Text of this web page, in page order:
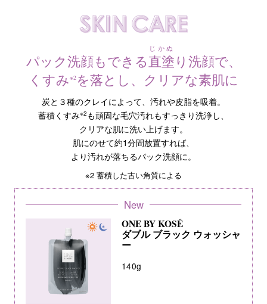
パック洗顔もできる直塗
じかぬ
り洗顔で、
くすみ※2を落とし、クリアな素肌に
炭と３種のクレイによって、汚れや皮脂を吸着。
蓄積くすみ※2 も頑固な毛穴汚れもすっきり洗浄し、
クリアな肌に洗い上げます。
肌にのせて約1分間放置すれば、
より汚れが落ちるパック洗顔に。
※2 蓄積した古い角質による
New
ONE BY KOSÉ
ダブル ブラック ウォッシャ
ー
140g